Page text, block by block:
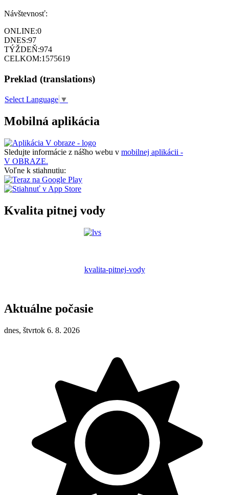
Návštevnosť:
ONLINE:0
DNES:97
TÝŽDEŇ:974
CELKOM:1575619
Preklad (translations)
Select Language ▼
Mobilná aplikácia
Sledujte informácie z nášho webu v mobilnej aplikácii -
V OBRAZE.
Voľne k stiahnutiu:
Kvalita pitnej vody
kvalita-pitnej-vody
Aktuálne počasie
dnes, štvrtok 6. 8. 2026